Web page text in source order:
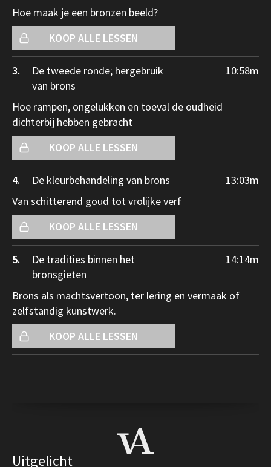
Hoe maak je een bronzen beeld?
KOOP ALLE LESSEN
3.
De tweede ronde; hergebruik
van brons
10:58m
Hoe rampen, ongelukken en toeval de oudheid
dichterbij hebben gebracht
KOOP ALLE LESSEN
4. De kleurbehandeling van brons 13:03m
Van schitterend goud tot vrolijke verf
KOOP ALLE LESSEN
5.
De tradities binnen het
bronsgieten
14:14m
Brons als machtsvertoon, ter lering en vermaak of
zelfstandig kunstwerk.
KOOP ALLE LESSEN
Uitgelicht